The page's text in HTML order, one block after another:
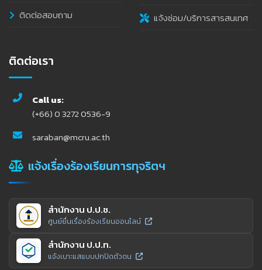
ติดต่อสอบถาม
แจ้งซ่อม/บริการสารสนเทศ
ติดต่อเรา
Call us:
(+66) 0 3272 0536-9
saraban@mcru.ac.th
แจ้งเรื่องร้องเรียนการทุจริตฯ
สำนักงาน ป.ป.ช.
ศูนย์ยื่นเรื่องร้องเรียนออนไลน์
สำนักงาน ป.ป.ท.
แจ้งเบาะแสแบบปกปิดตัวตน